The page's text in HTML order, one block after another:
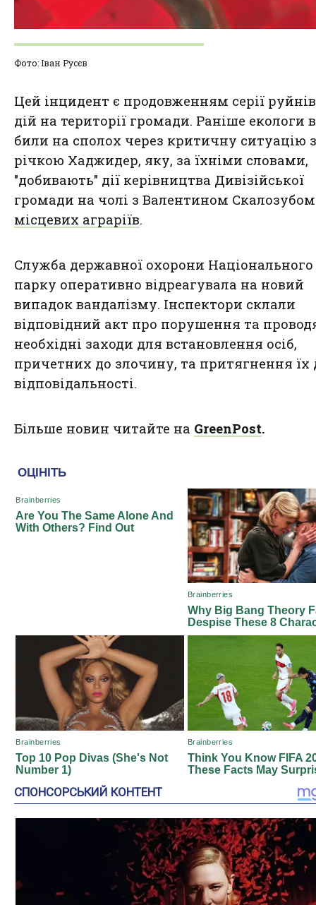
Фото: Іван Русєв
Цей інцидент є продовженням серії
дій на території громади. Раніше екологи
били на сполох через критичну ситуацію з
річкою Хаджидер, яку, за їхніми словами,
"добивають" дії керівництва Дивізійської
громади на чолі з Валентином
місцевих аграріїв.
Служба державної охорони Національного
парку оперативно відреагувала на новий
випадок вандалізму. Інспектори склали
відповідний акт про порушення та
необхідні заходи для встановлення осіб,
причетних до злочину, та притягнення їх
відповідальності.
Більше новин читайте на GreenPost.